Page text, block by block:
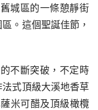
城區的一條憩靜街
。這個聖誕佳節，
不斷突破，不定時
式頂級大溪地香草
米可醋及頂級橄欖